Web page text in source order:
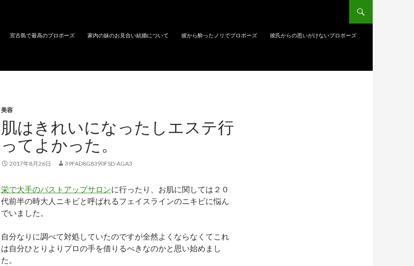
宮古島で最高のプロポーズ 家内の妹のお見合い結婚について 彼から酔ったノリでプロポーズ 彼氏からの思いがけないプロポーズ
美容
肌はきれいになったしエステ行
ってよかった。
2017年8月26日 39FAD8G8390FSD-AGA3
栄で大手のバストアップサロンに行ったり、お肌に関しては２０
代前半の時大人ニキビと呼ばれるフェイスラインのニキビに悩ん
でいました。
自分なりに調べて対処していたのですが全然よくならなくてこれ
は自分ひとりよりプロの手を借りるべきなのかと思い始めまし
た。